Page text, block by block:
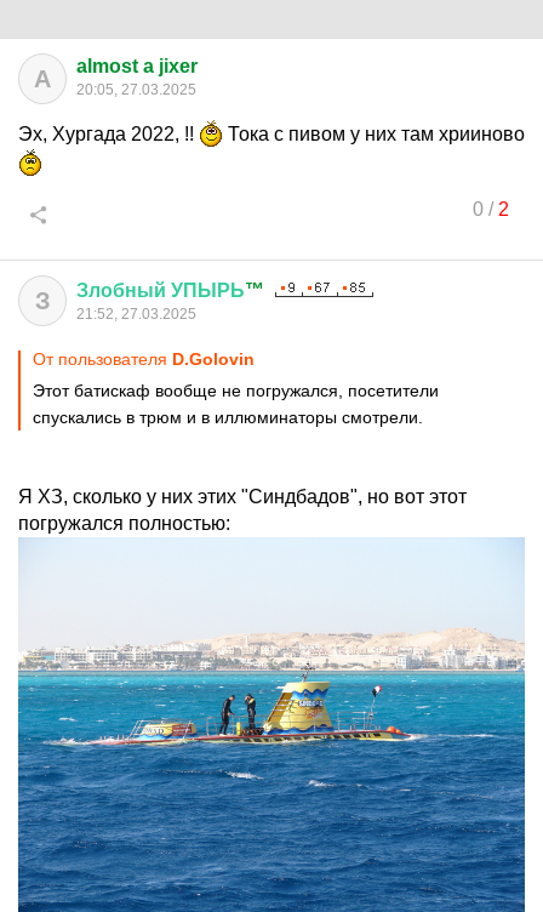
A almost a jixer
20:05, 27.03.2025
Эх, Хургада 2022, !! Тока с пивом у них там хрииново
0/ 2
З Злобный УПЫРЬ™
21:52, 27.03.2025
От пользователя D.Golovin
Этот батискаф вообще не погружался, посетители
спускались в трюм и в иллюминаторы смотрели.
Я ХЗ, сколько у них этих "Синдбадов", но вот этот
погружался полностью: